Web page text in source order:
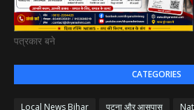
पत्रकार बने
CATEGORIES
Local News Bihar पटना और आसपास